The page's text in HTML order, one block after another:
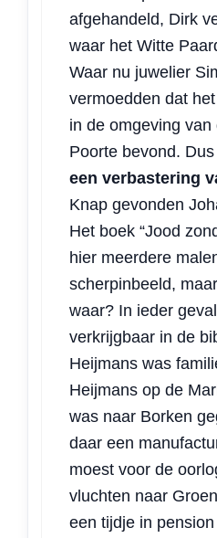
afgehandeld, Dirk
waar het Witte
Waar nu juwelier
vermoedden dat
in de omgeving van
Poorte bevond. Dus
een verbastering
Knap gevonden
Het boek “Jood
hier meerdere
scherpinbeeld,
waar? In ieder
verkrijgbaar in de
Heijmans was
Heijmans op de
was naar Borken
daar een
moest voor de
vluchten naar
een tijdje in